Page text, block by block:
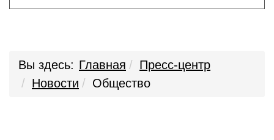
Вы здесь: Главная
Пресс-центр
Новости
Общество